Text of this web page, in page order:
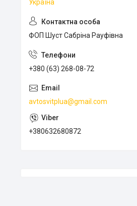
Україна
ФОП Шуст Сабріна Рауфівна
+380 (63) 268-08-72
avtosvitplua@gmail.com
+380632680872